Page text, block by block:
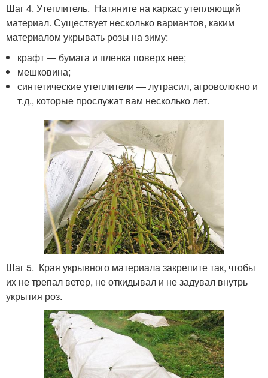
Шаг 4. Утеплитель. Натяните на каркас утепляющий
материал. Существует несколько вариантов, каким
материалом укрывать розы на зиму:
крафт — бумага и пленка поверх нее;
мешковина;
синтетические утеплители — лутрасил, агроволокно и
т.д., которые прослужат вам несколько лет.
Шаг 5. Края укрывного материала закрепите так, чтобы
их не трепал ветер, не откидывал и не задувал внутрь
укрытия роз.